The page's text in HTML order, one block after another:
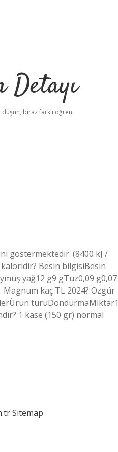
Detayı
biraz farklı öğren.
göstermektedir. (8400 kJ /
Besin bilgisiBesin
yağ12 g9 gTuz0,09 g0,07
kaç TL 2024? Özgür
türüDondurmaMiktar1
1 kase (150 gr) normal
Sitemap